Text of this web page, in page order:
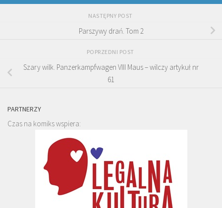
NASTĘPNY POST
Parszywy drań. Tom 2
POPRZEDNI POST
Szary wilk. Panzerkampfwagen VIII Maus – wilczy artykuł nr
61
PARTNERZY
Czas na komiks wspiera: